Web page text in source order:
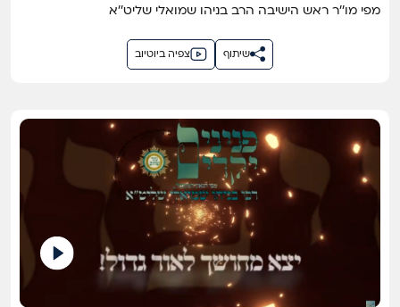
מפי מו''ר ראש הישיבה הרב בניהו שמואלי שליט''א
צפיה ביוטיוב שיתוף